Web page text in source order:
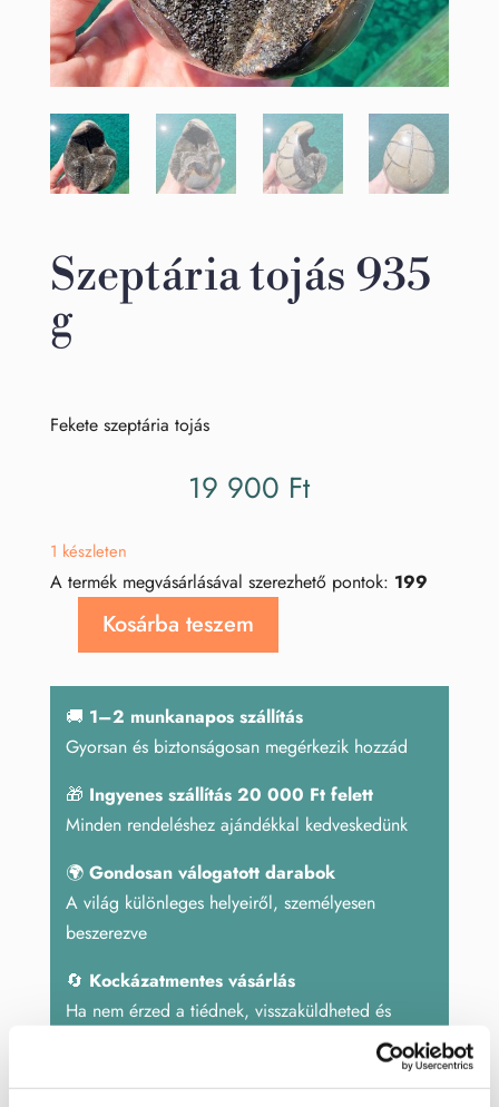
Szeptária tojás 935
g
Fekete szeptária tojás
19 900 Ft
1 készleten
A termék megvásárlásával szerezhető pontok: 199
Szeptária
mennyiség
Kosárba teszem
🚚 1–2 munkanapos szállítás
Gyorsan és biztonságosan megérkezik hozzád
🎁 Ingyenes szállítás 20 000 Ft felett
Minden rendeléshez ajándékkal kedveskedünk
🌍 Gondosan válogatott darabok
A világ különleges helyeiről, személyesen
beszerezve
🔄 Kockázatmentes vásárlás
Ha nem érzed a tiédnek, visszaküldheted és